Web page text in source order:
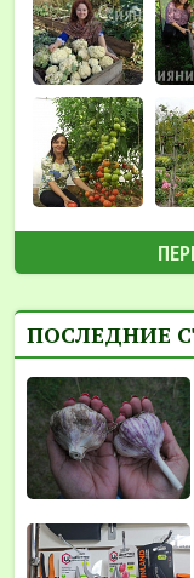
ПОСЛЕДНИЕ